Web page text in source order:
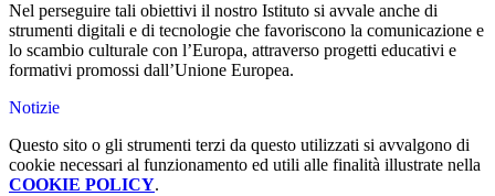
Nel perseguire tali obiettivi il nostro Istituto si avvale anche di
strumenti digitali e di tecnologie che favoriscono la comunicazione e
lo scambio culturale con l’Europa, attraverso progetti educativi e
formativi promossi dall’Unione Europea.
Notizie
Questo sito o gli strumenti terzi da questo utilizzati si avvalgono di
cookie necessari al funzionamento ed utili alle finalità illustrate nella
COOKIE POLICY.